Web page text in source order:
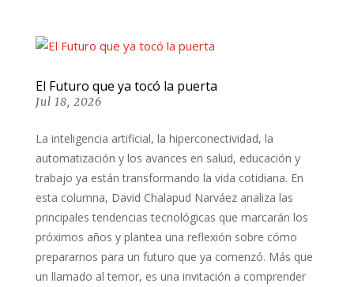
El Futuro que ya tocó la puerta
Jul 18, 2026
La inteligencia artificial, la hiperconectividad, la
automatización y los avances en salud, educación y
trabajo ya están transformando la vida cotidiana. En
esta columna, David Chalapud Narváez analiza las
principales tendencias tecnológicas que marcarán los
próximos años y plantea una reflexión sobre cómo
prepararnos para un futuro que ya comenzó. Más que
un llamado al temor, es una invitación a comprender